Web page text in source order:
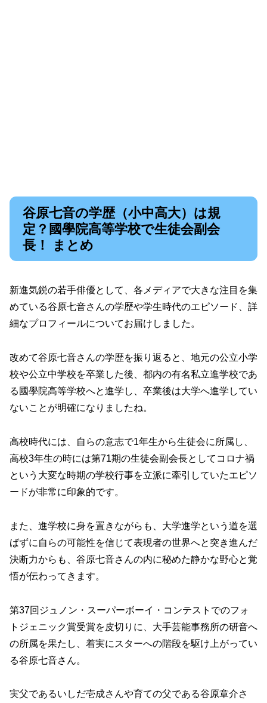
谷原七音の学歴（小中高大）は規
定？國學院高等学校で生徒会副会
長！ まとめ
新進気鋭の若手俳優として、各メディアで大きな注目を集
めている谷原七音さんの学歴や学生時代のエピソード、詳
細なプロフィールについてお届けしました。
改めて谷原七音さんの学歴を振り返ると、地元の公立小学
校や公立中学校を卒業した後、都内の有名私立進学校であ
る國學院高等学校へと進学し、卒業後は大学へ進学してい
ないことが明確になりましたね。
高校時代には、自らの意志で1年生から生徒会に所属し、
高校3年生の時には第71期の生徒会副会長としてコロナ禍
という大変な時期の学校行事を立派に牽引していたエピソ
ードが非常に印象的です。
また、進学校に身を置きながらも、大学進学という道を選
ばずに自らの可能性を信じて表現者の世界へと突き進んだ
決断力からも、谷原七音さんの内に秘めた静かな野心と覚
悟が伝わってきます。
第37回ジュノン・スーパーボーイ・コンテストでのフォ
トジェニック賞受賞を皮切りに、大手芸能事務所の研音へ
の所属を果たし、着実にスターへの階段を駆け上がってい
る谷原七音さん。
実父であるいしだ壱成さんや育ての父である谷原章介さ